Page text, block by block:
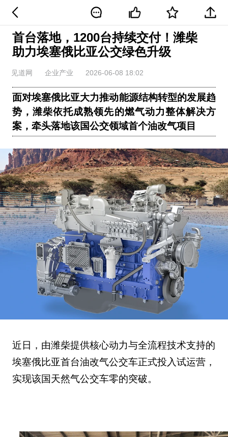
首台落地，1200台持续交付！潍柴
助力埃塞俄比亚公交绿色升级
见道网 企业产业 2026-06-08 18:02
面对埃塞俄比亚大力推动能源结构转型的发展趋
势，潍柴依托成熟领先的燃气动力整体解决方
案，牵头落地该国公交领域首个油改气项目
近日，由潍柴提供核心动力与全流程技术支持的
埃塞俄比亚首台油改气公交车正式投入试运营，
实现该国天然气公交车零的突破。